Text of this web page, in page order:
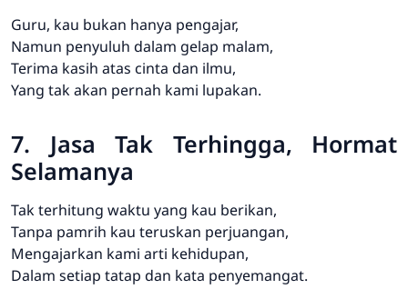
Guru, kau bukan hanya pengajar,
Namun penyuluh dalam gelap malam,
Terima kasih atas cinta dan ilmu,
Yang tak akan pernah kami lupakan.
7. Jasa Tak Terhingga, Hormat
Selamanya
Tak terhitung waktu yang kau berikan,
Tanpa pamrih kau teruskan perjuangan,
Mengajarkan kami arti kehidupan,
Dalam setiap tatap dan kata penyemangat.